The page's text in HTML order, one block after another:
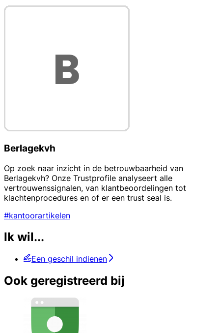
Berlagekvh
Op zoek naar inzicht in de betrouwbaarheid van
Berlagekvh? Onze Trustprofile analyseert alle
vertrouwenssignalen, van klantbeoordelingen tot
klachtenprocedures en of er een trust seal is.
#kantoorartikelen
Ik wil...
Een geschil indienen
Ook geregistreerd bij